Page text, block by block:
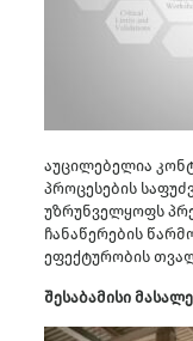
აუცილებელია
პროცესების
უზრუნველყოფს
ჩანაწერების
ეფექტურობის
შესაბამისი